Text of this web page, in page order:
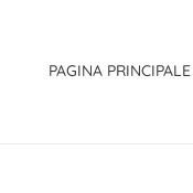
PAGINA PRINCIPALE